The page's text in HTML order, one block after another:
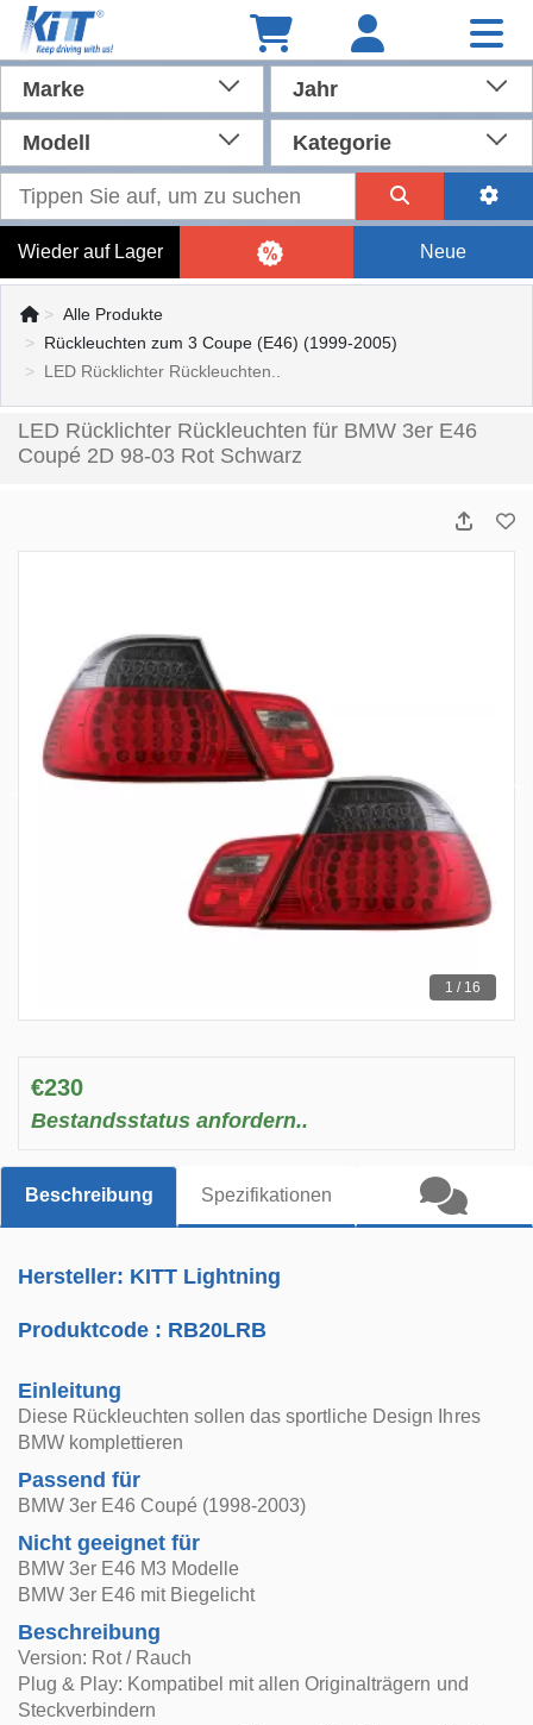
Marke Jahr
Modell Kategorie
Wieder auf Lager Neue
Alle Produkte
Rückleuchten zum 3 Coupe (E46) (1999-2005)
LED Rücklichter Rückleuchten..
LED Rücklichter Rückleuchten für BMW 3er E46
Coupé 2D 98-03 Rot Schwarz
1 / 16
€230
Bestandsstatus anfordern..
Beschreibung Spezifikationen
Hersteller: KITT Lightning
Produktcode : RB20LRB
Einleitung
Diese Rückleuchten sollen das sportliche Design Ihres
BMW komplettieren
Passend für
BMW 3er E46 Coupé (1998-2003)
Nicht geeignet für
BMW 3er E46 M3 Modelle
BMW 3er E46 mit Biegelicht
Beschreibung
Version: Rot / Rauch
Plug & Play: Kompatibel mit allen Originalträgern und
Steckverbindern